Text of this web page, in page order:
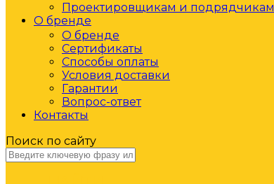
Проектировщикам и подрядчикам
О бренде
О бренде
Сертификаты
Способы оплаты
Условия доставки
Гарантии
Вопрос-ответ
Контакты
Поиск по сайту